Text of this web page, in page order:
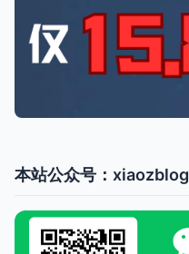
本站公众号：xiaozblog